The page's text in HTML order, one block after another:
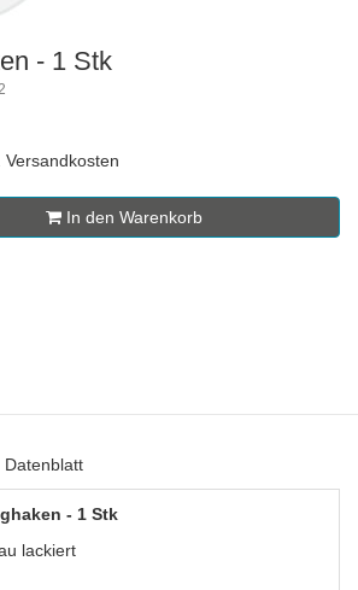
- 1 Stk
Versandkosten
In den Warenkorb
Datenblatt
- 1 Stk
lackiert